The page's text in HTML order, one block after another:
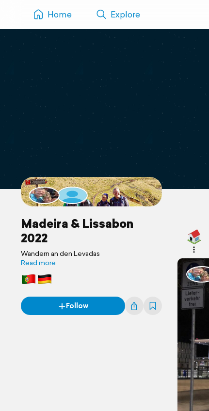
Home Explore
Madeira & Lissabon
2022
Wandern an den Levadas
Read more
Follow